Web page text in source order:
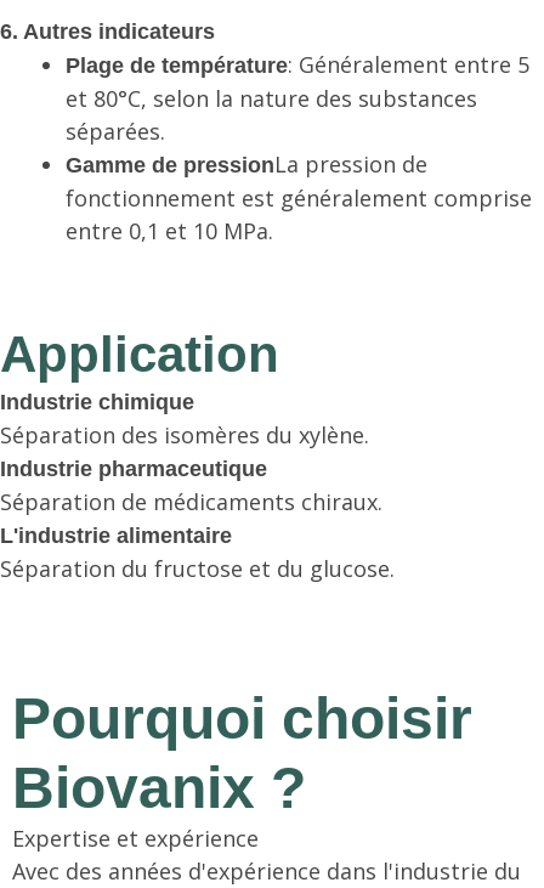
6. Autres indicateurs
Plage de température: Généralement entre 5
et 80°C, selon la nature des substances
séparées.
Gamme de pressionLa pression de
fonctionnement est généralement comprise
entre 0,1 et 10 MPa.
Application
Industrie chimique
Séparation des isomères du xylène.
Industrie pharmaceutique
Séparation de médicaments chiraux.
L'industrie alimentaire
Séparation du fructose et du glucose.
Pourquoi choisir
Biovanix ?
Expertise et expérience
Avec des années d'expérience dans l'industrie du